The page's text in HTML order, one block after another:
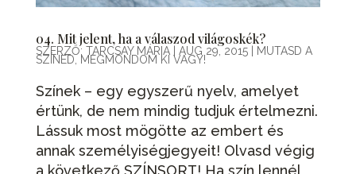
04. Mit jelent, ha a válaszod világoskék?
SZERZŐ: TARCSAY MÁRIA| AUG 29, 2015| MUTASD A
SZÍNED, MEGMONDOM KI VAGY!
Színek – egy egyszerű nyelv, amelyet
értünk, de nem mindig tudjuk értelmezni.
Lássuk most mögötte az embert és
annak személyiségjegyeit! Olvasd végig
a következő SZÍNSORT! Ha szín lennél,